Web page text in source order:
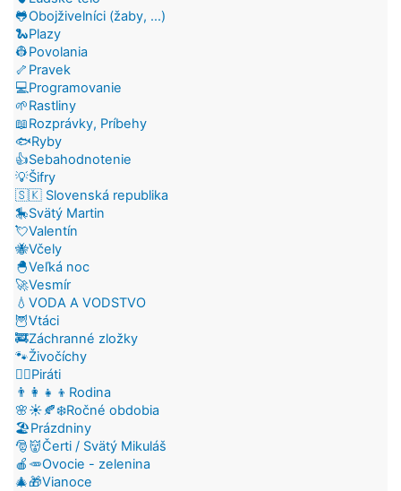
🐸Obojživelníci (žaby, ...)
🐍Plazy
👷Povolania
🦴Pravek
💻Programovanie
🌱Rastliny
📖Rozprávky, Príbehy
🐟Ryby
👍Sebahodnotenie
💡Šifry
🇸🇰 Slovenská republika
🎠Svätý Martin
💘Valentín
🐝Včely
🐣Veľká noc
🚀Vesmír
💧VODA A VODSTVO
🦉Vtáci
🚒Záchranné zložky
🐾Živočíchy
🏴‍☠️Piráti
👨‍👩‍👧‍👦Rodina
🌸☀️🍂❄️Ročné obdobia
🏖️Prázdniny
🎅👹Čerti / Svätý Mikuláš
🍎🥕Ovocie - zelenina
🎄🎁Vianoce